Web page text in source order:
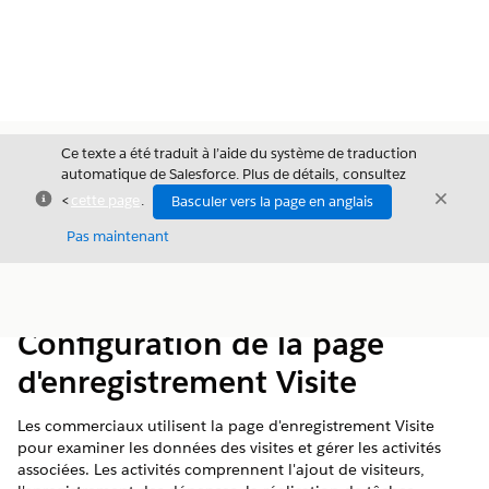
Fermer
Ce texte a été traduit à l’aide du système de traduction
automatique de Salesforce. Plus de détails, consultez
<cette page .
Basculer vers la page en anglais
Pas maintenant
Fermer
Configuration de la page
d'enregistrement Visite
Les commerciaux utilisent la page d'enregistrement Visite
pour examiner les données des visites et gérer les activités
associées. Les activités comprennent l'ajout de visiteurs,